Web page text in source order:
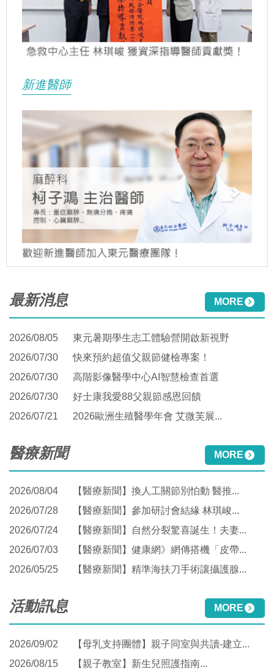
新進醫師
Previous Next
最新消息 MORE
2026/08/05
東元暑期學生志工體驗營開啟新視野
2026/07/30
快來預約超值父親節健檢專案！
2026/07/30
高階影像醫學中心AI智慧檢查首選
2026/07/30
好士康我愛88父親節感恩回饋
2026/07/21
2026歐洲生殖醫學年會 艾微芙展...
醫療新聞 MORE
2026/08/04
【醫療新聞】換人工關節別怕動 醫推...
2026/07/28
【醫療新聞】參加研討會結緣 林琪峻...
2026/07/24
【醫療新聞】自然分裂驚喜誕生！夫妻...
2026/07/03
【醫療新聞】健康網》網傳搭機「皮帶...
2026/05/25
【醫療新聞】精準海扶刀手術讓攝護腺...
活動訊息 MORE
2026/09/02
【母乳支持團體】親子同室與共讀-建立...
2026/08/15
【親子教室】新生兒照護指南...